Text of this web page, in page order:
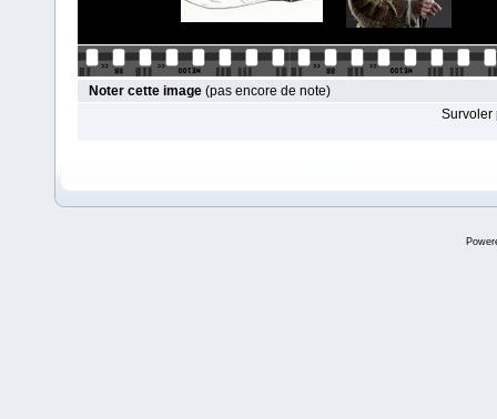
Noter cette image (pas encore de note)
Survoler